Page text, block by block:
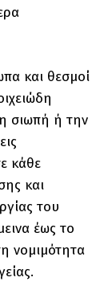
και θεσμοί
σιωπή ή την
κάθε
και
του
έως το
νομιμότητα